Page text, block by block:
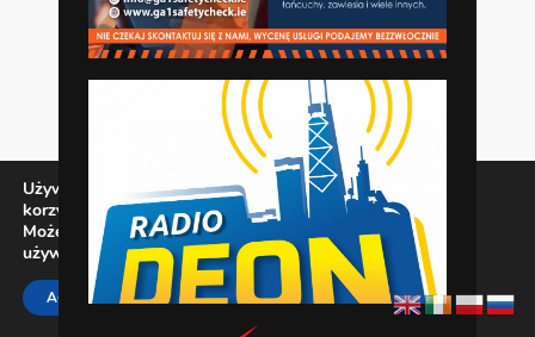
Używamy ciasteczek, aby zapewnić najlepszą jakość
korzystania z naszej witryny.
Możesz dowiedzieć się więcej o tym, jakich ciasteczek
używamy, lub wyłączyć je wustawieniach.
ACCEPT REJECT SETTINGS Zamknij panel